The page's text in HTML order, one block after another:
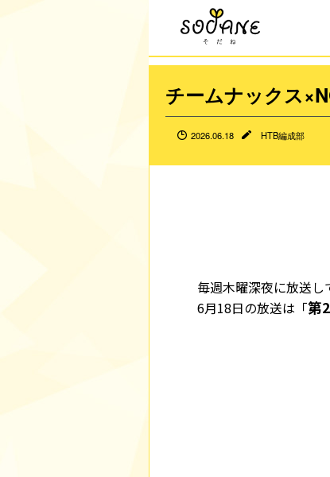
チームナックス
2026.06.18 HTB編成部
毎週木曜深夜に放送し
6月18日の放送は「第